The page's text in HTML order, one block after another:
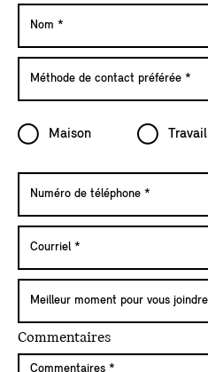
Maison Travail
Commentaires